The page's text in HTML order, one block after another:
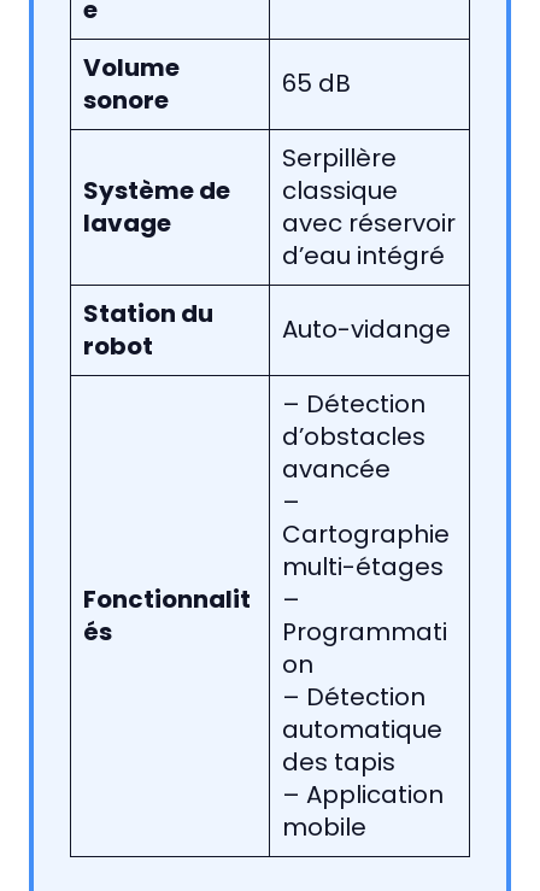
e
Volume
sonore
65 dB
Système de
lavage
Serpillère
classique
avec réservoir
d’eau intégré
Station du
robot
Auto-vidange
Fonctionnalit
és
– Détection
d’obstacles
avancée
–
Cartographie
multi-étages
–
Programmati
on
– Détection
automatique
des tapis
– Application
mobile